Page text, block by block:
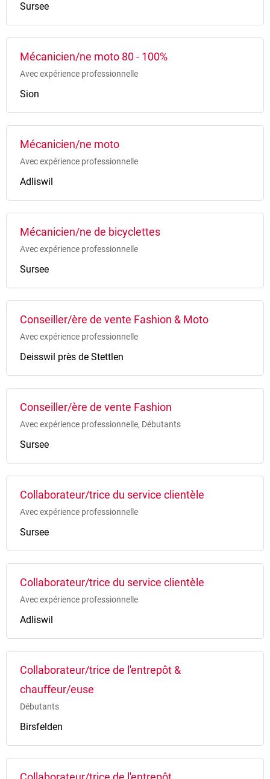
Sursee
Mécanicien/ne moto 80 - 100%
Avec expérience professionnelle
Sion
Mécanicien/ne moto
Avec expérience professionnelle
Adliswil
Mécanicien/ne de bicyclettes
Avec expérience professionnelle
Sursee
Conseiller/ère de vente Fashion & Moto
Avec expérience professionnelle
Deisswil près de Stettlen
Conseiller/ère de vente Fashion
Avec expérience professionnelle, Débutants
Sursee
Collaborateur/trice du service clientèle
Avec expérience professionnelle
Sursee
Collaborateur/trice du service clientèle
Avec expérience professionnelle
Adliswil
Collaborateur/trice de l'entrepôt &
chauffeur/euse
Débutants
Birsfelden